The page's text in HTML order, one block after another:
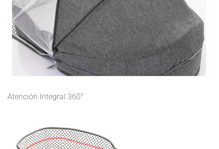
Atención Integral 360°